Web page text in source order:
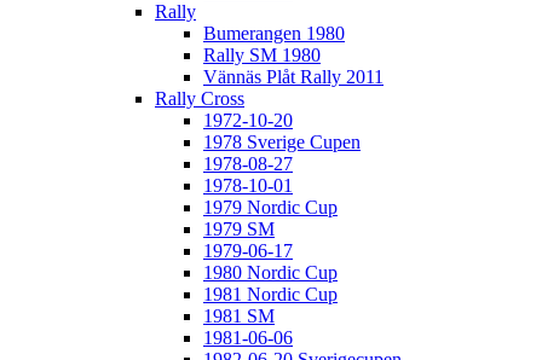
Rally
Bumerangen 1980
Rally SM 1980
Vännäs Plåt Rally 2011
Rally Cross
1972-10-20
1978 Sverige Cupen
1978-08-27
1978-10-01
1979 Nordic Cup
1979 SM
1979-06-17
1980 Nordic Cup
1981 Nordic Cup
1981 SM
1981-06-06